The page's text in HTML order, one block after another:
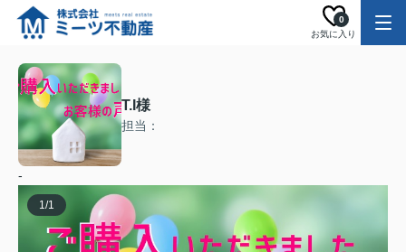
お気に入り
0
T.I様
担当：
-
1/1